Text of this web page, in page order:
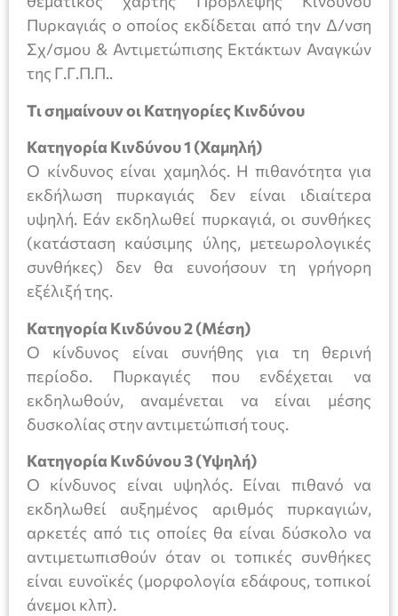
Πυρκαγιάς ο οποίος εκδίδεται από την Δ/νση
Σχ/σμου & Αντιμετώπισης Εκτάκτων Αναγκών
της Γ.Γ.Π.Π..
Τι σημαίνουν οι Κατηγορίες Κινδύνου
Κατηγορία Κινδύνου 1 (Χαμηλή)
Ο κίνδυνος είναι χαμηλός. Η πιθανότητα για
εκδήλωση πυρκαγιάς δεν είναι ιδιαίτερα
υψηλή. Εάν εκδηλωθεί πυρκαγιά, οι συνθήκες
(κατάσταση καύσιμης ύλης, μετεωρολογικές
συνθήκες) δεν θα ευνοήσουν τη γρήγορη
εξέλιξή της.
Κατηγορία Κινδύνου 2 (Μέση)
Ο κίνδυνος είναι συνήθης για τη θερινή
περίοδο. Πυρκαγιές που ενδέχεται να
εκδηλωθούν, αναμένεται να είναι μέσης
δυσκολίας στην αντιμετώπισή τους.
Κατηγορία Κινδύνου 3 (Υψηλή)
Ο κίνδυνος είναι υψηλός. Είναι πιθανό να
εκδηλωθεί αυξημένος αριθμός πυρκαγιών,
αρκετές από τις οποίες θα είναι δύσκολο να
αντιμετωπισθούν όταν οι τοπικές συνθήκες
είναι ευνοϊκές (μορφολογία εδάφους, τοπικοί
άνεμοι κλπ).